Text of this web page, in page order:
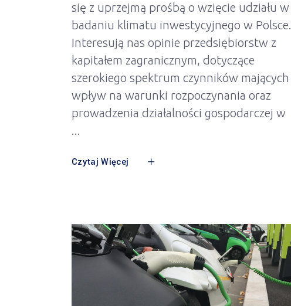
się z uprzejmą prośbą o wzięcie udziału w
badaniu klimatu inwestycyjnego w Polsce.
Interesują nas opinie przedsiębiorstw z
kapitałem zagranicznym, dotyczące
szerokiego spektrum czynników mających
wpływ na warunki rozpoczynania oraz
prowadzenia działalności gospodarczej w
Czytaj Więcej